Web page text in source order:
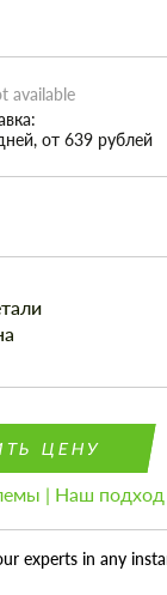
available
от 639 рублей
ЦЕНУ
| Наш подход
experts in any